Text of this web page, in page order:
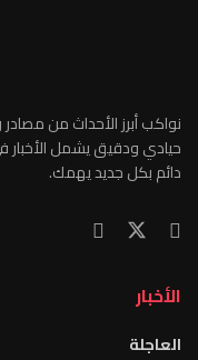
نواكب أبرز الأحداث من
حيادي ودقيق يشمل الأخبار
دائم بكل جديد يهمك.
الأخبار
العاجلة